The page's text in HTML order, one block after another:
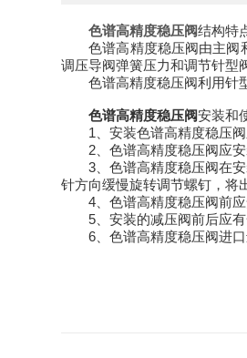
色谱高精度稳压阀结构特
色谱高精度稳压阀由主阀
调压导阀弹簧压力和调节针型
色谱高精度稳压阀利用针
色谱高精度稳压阀安装和
1、安装色谱高精度稳压
2、色谱高精度稳压阀应
3、色谱高精度稳压阀在
针方向缓慢旋转调节螺钉，将
4、色谱高精度稳压阀前
5、安装的减压阀前后应
6、色谱高精度稳压阀进